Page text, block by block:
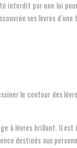
interdit par une loi
ses lèvres
le contour des
à lèvres brillant. Il
destinés aux